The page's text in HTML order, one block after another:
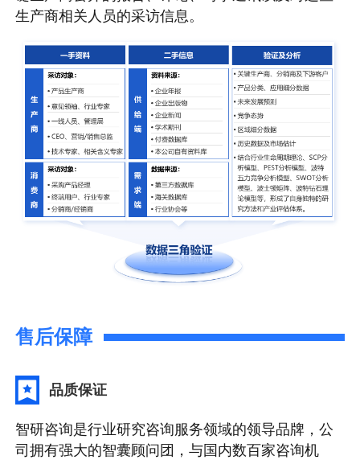
生产商相关人员的采访信息。
售后保障
品质保证
智研咨询是行业研究咨询服务领域的领导品牌，公
司拥有强大的智囊顾问团，与国内数百家咨询机